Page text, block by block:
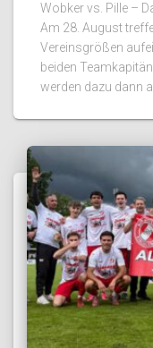
Wobker vs. Pille –
Am 28. August
Vereinsgrößen
beiden
werden dazu dann